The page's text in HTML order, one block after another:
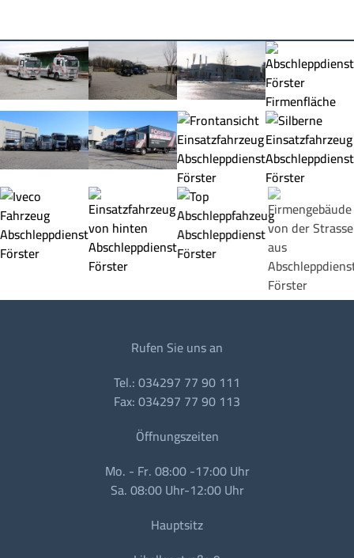
Rufen Sie uns an
Tel.: 034297 77 90 111
Fax: 034297 77 90 113
Öffnungszeiten
Mo. - Fr. 08:00 -17:00 Uhr
Sa. 08:00 Uhr-12:00 Uhr
Hauptsitz